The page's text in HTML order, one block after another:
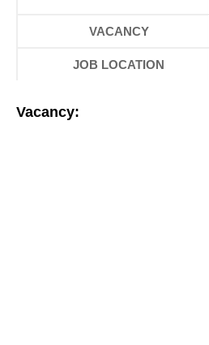
VACANCY
JOB LOCATION
Vacancy: